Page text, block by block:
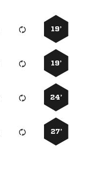
19’
19’
24’
27’